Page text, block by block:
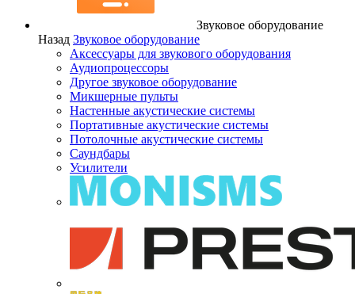
Звуковое оборудование
Назад Звуковое оборудование
Аксессуары для звукового оборудования
Аудиопроцессоры
Другое звуковое оборудование
Микшерные пульты
Настенные акустические системы
Портативные акустические системы
Потолочные акустические системы
Саундбары
Усилители